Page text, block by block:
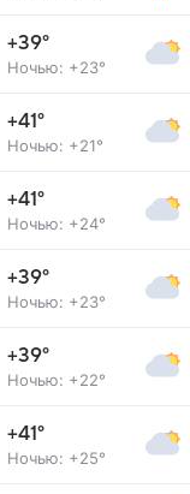
+39°
Ночью: +23°
+41°
Ночью: +21°
+41°
Ночью: +24°
+39°
Ночью: +23°
+39°
Ночью: +22°
+41°
Ночью: +25°